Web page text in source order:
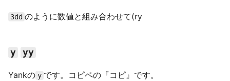
3dd のように数値と組み合わせて(ry
y yy
Yankの y です。コピペの『コピ』です。